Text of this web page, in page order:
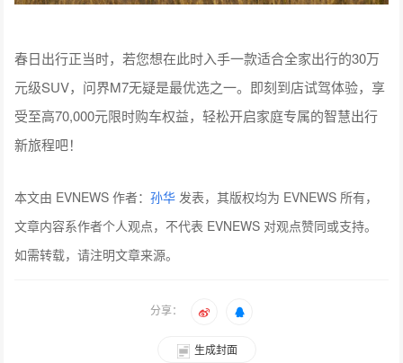
春日出行正当时，若您想在此时入手一款适合全家出行的30万
元级SUV，问界M7无疑是最优选之一。即刻到店试驾体验，享
受至高70,000元限时购车权益，轻松开启家庭专属的智慧出行
新旅程吧！
本文由 EVNEWS 作者：孙华 发表，其版权均为 EVNEWS 所有，
文章内容系作者个人观点，不代表 EVNEWS 对观点赞同或支持。
如需转载，请注明文章来源。
分享：
生成封面